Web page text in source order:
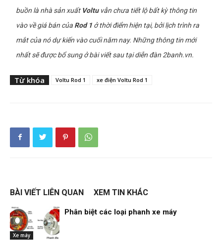
buồn là nhà sản xuất Voltuvẫn chưa tiết lộ bất kỳ thông tin
vào về giá bán của Rod 1 ở thời điểm hiện tại, bởi lịch trình ra
mắt của nó dự kiến vào cuối năm nay. Những thông tin mới
nhất sẽ được bổ sung ở bài viết sau tại diễn đàn 2banh.vn.
Từ khóa Voltu Rod 1 xe điện Voltu Rod 1
BÀI VIẾT LIÊN QUAN XEM TIN KHÁC
Xe máy
Phân biệt các loại phanh xe máy